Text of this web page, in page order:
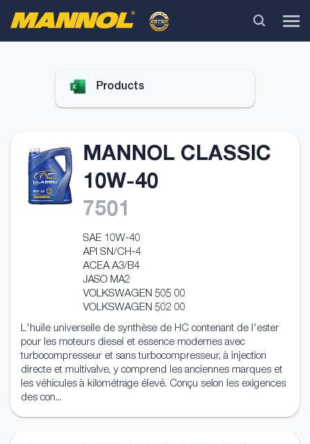
Products
MANNOL CLASSIC
10W-40
7501
SAE 10W-40
API SN/CH-4
ACEA A3/B4
JASO MA2
VOLKSWAGEN 505 00
VOLKSWAGEN 502 00
L'huile universelle de synthèse de HC contenant de l'ester
pour les moteurs diesel et essence modernes avec
turbocompresseur et sans turbocompresseur, à injection
directe et multivalve, y comprend les anciennes marques et
les véhicules à kilométrage élevé. Conçu selon les exigences
des con...